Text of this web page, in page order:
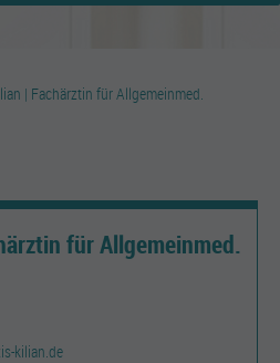
| Fachärztin für Allgemeinmed.
für Allgemeinmed.
kilian.de